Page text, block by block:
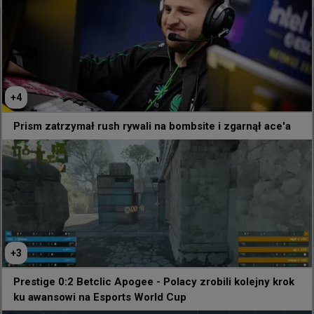
mzinho naprawił ich
121
+1
+4
Prism zatrzymał rush rywali na bombsite i zgarnął ace'a
+3
Prestige 0:2 Betclic Apogee - Polacy zrobili kolejny krok
ku awansowi na Esports World Cup